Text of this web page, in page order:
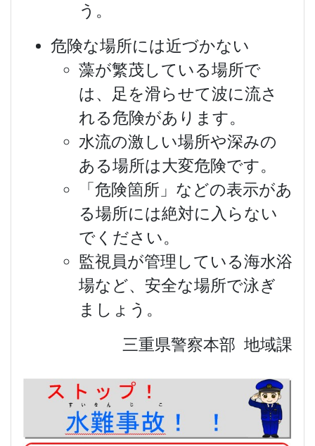
う。
危険な場所には近づかない
藻が繁茂している場所で
は、足を滑らせて波に流さ
れる危険があります。
水流の激しい場所や深みの
ある場所は大変危険です。
「危険箇所」などの表示があ
る場所には絶対に入らない
でください。
監視員が管理している海水浴
場など、安全な場所で泳ぎ
ましょう。
三重県警察本部 地域課